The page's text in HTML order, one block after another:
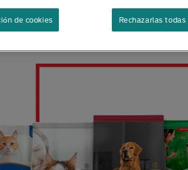
MARCAS
DE TUS
Rechazarlas todas
de cookies